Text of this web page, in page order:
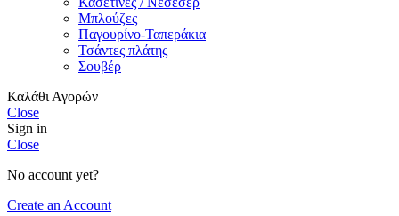
Μπλούζες
Παγουρίνο-Ταπεράκια
Τσάντες πλάτης
Σουβέρ
Καλάθι Αγορών
Close
Sign in
Close
No account yet?
Create an Account